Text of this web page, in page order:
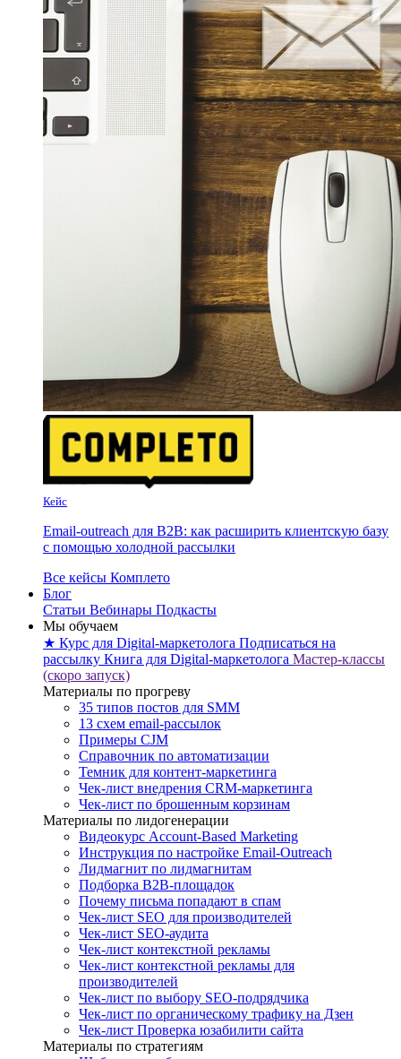
Кейс
Email-outreach для B2B: как расширить клиентскую базу
с помощью холодной рассылки
Все кейсы Комплето
Блог
Статьи Вебинары Подкасты
Мы обучаем
★ Курс для Digital-маркетолога Подписаться на
рассылку Книга для Digital-маркетолога Мастер-классы
(скоро запуск)
Материалы по прогреву
35 типов постов для SMM
13 схем email-рассылок
Примеры CJM
Справочник по автоматизации
Темник для контент-маркетинга
Чек-лист внедрения CRM-маркетинга
Чек-лист по брошенным корзинам
Материалы по лидогенерации
Видеокурс Account-Based Marketing
Инструкция по настройке Email-Outreach
Лидмагнит по лидмагнитам
Подборка B2B-площадок
Почему письма попадают в спам
Чек-лист SEO для производителей
Чек-лист SEO-аудита
Чек-лист контекстной рекламы
Чек-лист контекстной рекламы для
производителей
Чек-лист по выбору SEO-подрядчика
Чек-лист по органическому трафику на Дзен
Чек-лист Проверка юзабилити сайта
Материалы по стратегиям